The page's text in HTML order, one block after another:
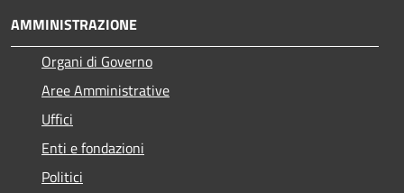
AMMINISTRAZIONE
Organi di Governo
Aree Amministrative
Uffici
Enti e fondazioni
Politici